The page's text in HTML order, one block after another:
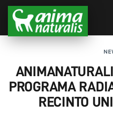
PROGRAMA
RECINTO